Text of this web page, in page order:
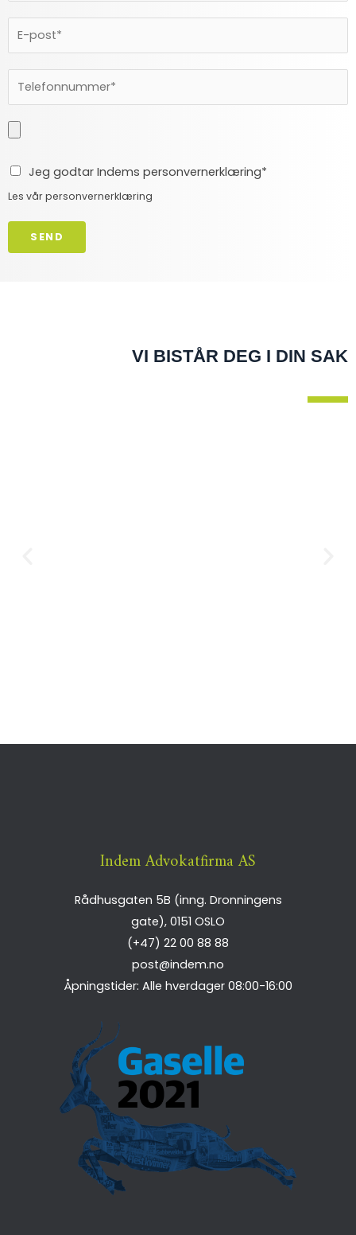
Jeg godtar Indems personvernerklæring*
Les vårpersonvernerklæring
SEND
VI BISTÅR DEG I DIN SAK
Indem Advokatfirma AS
Rådhusgaten 5B (inng. Dronningens
gate), 0151 OSLO
(+47) 22 00 88 88
post@indem.no
Åpningstider: Alle hverdager 08:00-16:00